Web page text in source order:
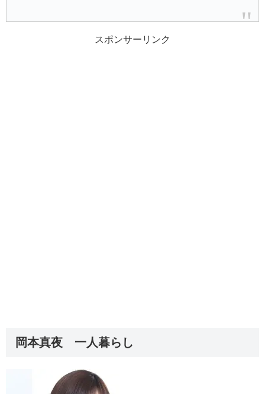
スポンサーリンク
岡本真夜 一人暮らし